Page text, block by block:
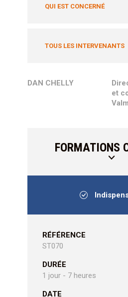
QUI EST CONCERNÉ
TOUS LES INTERVENANTS
DAN CHELLY
et
FORMATIONS
RÉFÉRENCE
ST070
DURÉE
1 jour - 7 heures
DATE